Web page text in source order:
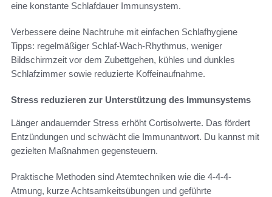
eine konstante Schlafdauer Immunsystem.
Verbessere deine Nachtruhe mit einfachen Schlafhygiene
Tipps: regelmäßiger Schlaf-Wach-Rhythmus, weniger
Bildschirmzeit vor dem Zubettgehen, kühles und dunkles
Schlafzimmer sowie reduzierte Koffeinaufnahme.
Stress reduzieren zur Unterstützung des Immunsystems
Länger andauernder Stress erhöht Cortisolwerte. Das fördert
Entzündungen und schwächt die Immunantwort. Du kannst mit
gezielten Maßnahmen gegensteuern.
Praktische Methoden sind Atemtechniken wie die 4-4-4-
Atmung, kurze Achtsamkeitsübungen und geführte